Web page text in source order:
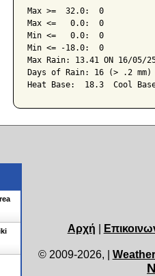
Max >=  32.0:  0
Max <=   0.0:  0
Min <=   0.0:  0
Min <= -18.0:  0
Max Rain: 13.41 ON 16/05/
Days of Rain: 16 (> .2 mm)
Αρχή |
© 2009-2026, |